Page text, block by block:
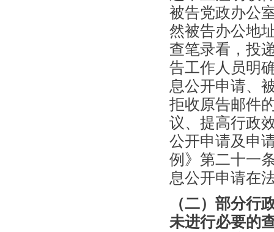
被告党政办公
然被告办公地
查笔录看，投
告工作人员明
息公开申请、
拒收原告邮件
议、提高行政
公开申请及申
例》第二十一
息公开申请在
（二）部分
未进行必要的